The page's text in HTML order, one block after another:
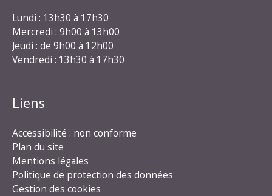
Lundi : 13h30 à 17h30
Mercredi : 9h00 à 13h00
Jeudi : de 9h00 à 12h00
Vendredi : 13h30 à 17h30
Liens
Accessibilité : non conforme
Plan du site
Mentions légales
Politique de protection des données
Gestion des cookies